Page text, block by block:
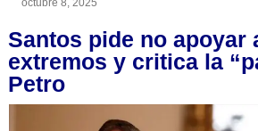
Santos pide no apoyar
extremos y critica la
Petro